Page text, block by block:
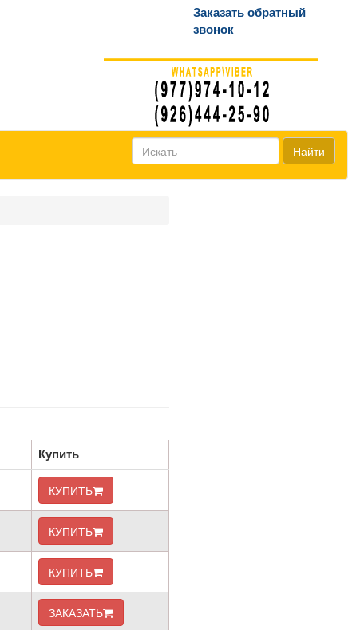
Заказать обратный
звонок
Найти
Купить
КУПИТЬ
КУПИТЬ
КУПИТЬ
ЗАКАЗАТЬ